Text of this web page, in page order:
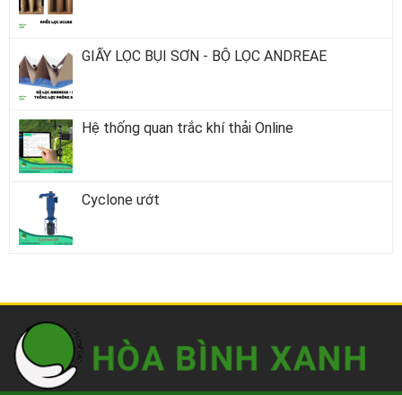
GIẤY LỌC BỤI SƠN - BỘ LỌC ANDREAE
Hệ thống quan trắc khí thải Online
Cyclone ướt